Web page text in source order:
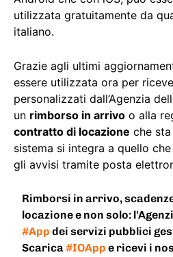
utilizzata gratuitamente da
italiano.
Grazie agli ultimi
essere utilizzata ora per
personalizzati dall’Agenzia
un rimborso in arrivo o alla
contratto di locazione che
sistema si integra a quello
gli avvisi tramite posta
Rimborsi in arrivo,
locazione e non solo:
#App dei servizi pubblici
Scarica#IOApp e ricevi i